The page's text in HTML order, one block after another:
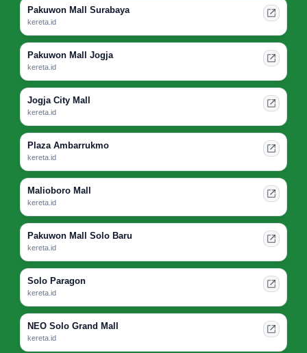
Pakuwon Mall Surabaya
kereta.id
Pakuwon Mall Jogja
kereta.id
Jogja City Mall
kereta.id
Plaza Ambarrukmo
kereta.id
Malioboro Mall
kereta.id
Pakuwon Mall Solo Baru
kereta.id
Solo Paragon
kereta.id
NEO Solo Grand Mall
kereta.id